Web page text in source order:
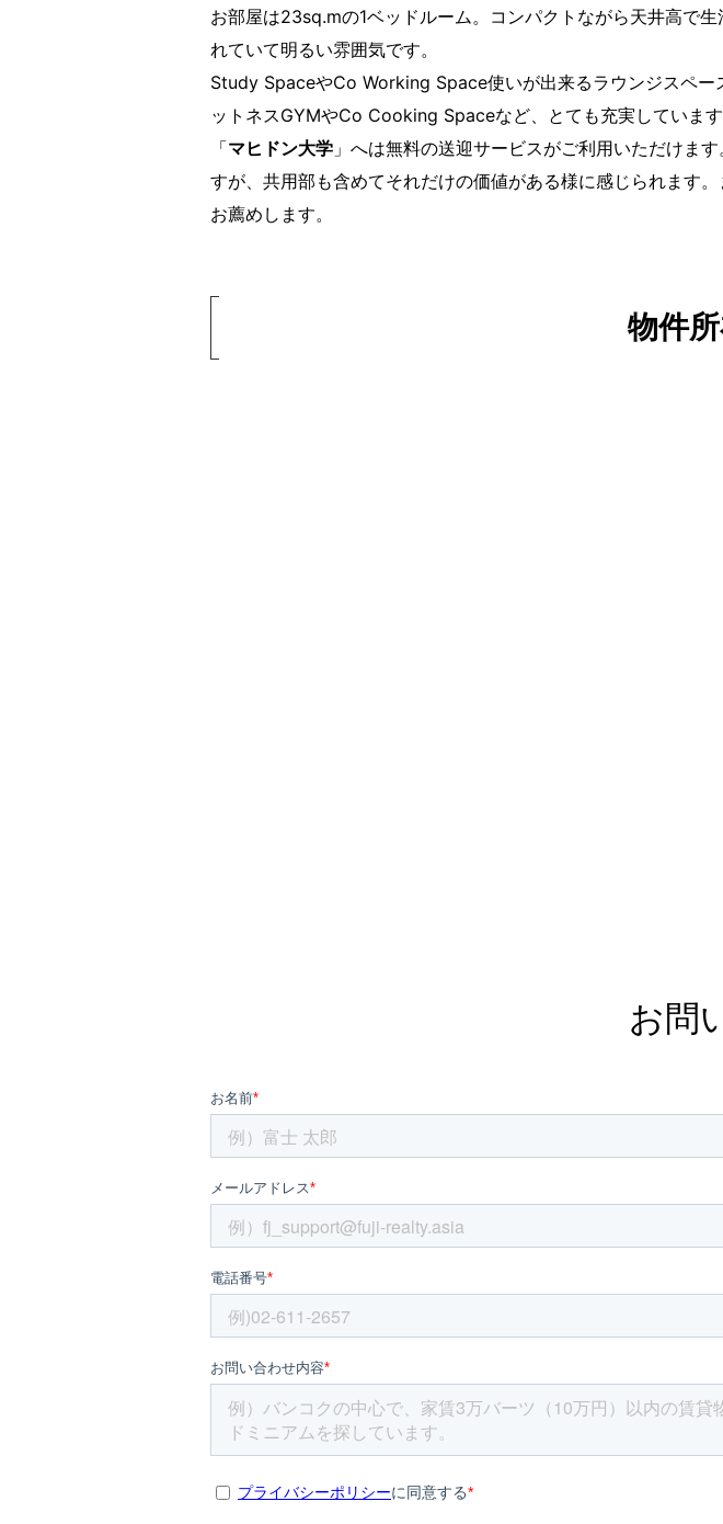
お部屋は23sq.mの1ベッドルーム。コンパクトながら天井高で
れていて明るい雰囲気です。
Study SpaceやCo Working Space使いが出来るラウンジスペー
ットネスGYMやCo Cooking Spaceなど、とても充実しています
「マヒドン大学 」へは無料の送迎サービスがご利用いただけま
すが、共用部も含めてそれだけの価値がある様に感じられます
お薦めします。
物件
お問